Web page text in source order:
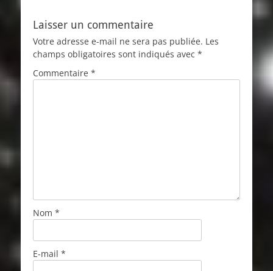
Laisser un commentaire
Votre adresse e-mail ne sera pas publiée. Les
champs obligatoires sont indiqués avec *
Commentaire *
Nom *
E-mail *